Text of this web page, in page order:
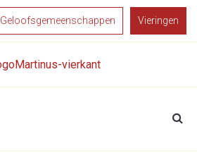
Geloofsgemeenschappen Vieringen